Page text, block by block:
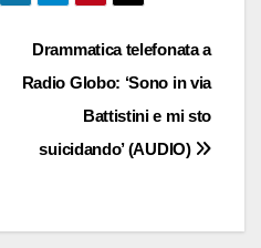
Drammatica telefonata a
Radio Globo: ‘Sono in via
Battistini e mi sto
suicidando’ (AUDIO)